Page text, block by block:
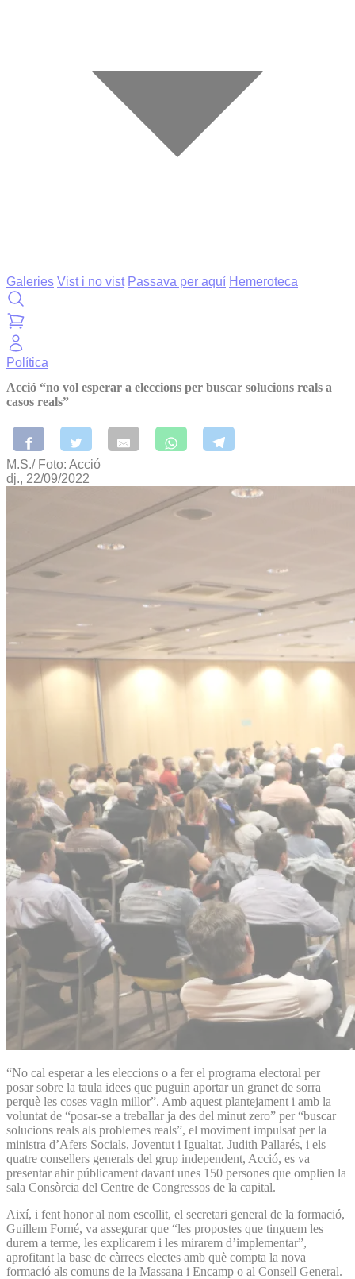
Galeries Vist i no vist Passava per aquí Hemeroteca
Política
Acció “no vol esperar a eleccions per buscar solucions reals a
casos reals”
M.S./ Foto: Acció
dj., 22/09/2022
“No cal esperar a les eleccions o a fer el programa electoral per
posar sobre la taula idees que puguin aportar un granet de sorra
perquè les coses vagin millor”. Amb aquest plantejament i amb la
voluntat de “posar-se a treballar ja des del minut zero” per “buscar
solucions reals als problemes reals”, el moviment impulsat per la
ministra d’Afers Socials, Joventut i Igualtat, Judith Pallarés, i els
quatre consellers generals del grup independent, Acció, es va
presentar ahir públicament davant unes 150 persones que omplien la
sala Consòrcia del Centre de Congressos de la capital.
Així, i fent honor al nom escollit, el secretari general de la formació,
Guillem Forné, va assegurar que “les propostes que tinguem les
durem a terme, les explicarem i les mirarem d’implementar”,
aprofitant la base de càrrecs electes amb què compta la nova
formació als comuns de la Massana i Encamp o al Consell General.